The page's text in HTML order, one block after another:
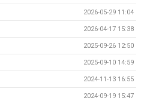
2026-05-29 11:04
2026-04-17 15:38
2025-09-26 12:50
2025-09-10 14:59
2024-11-13 16:55
2024-09-19 15:47